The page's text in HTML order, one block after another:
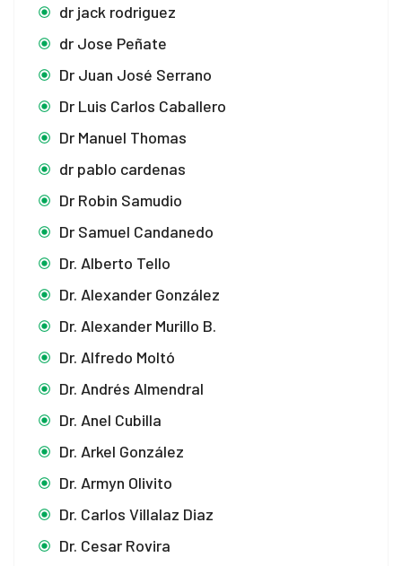
dr jack rodriguez
dr Jose Peñate
Dr Juan José Serrano
Dr Luis Carlos Caballero
Dr Manuel Thomas
dr pablo cardenas
Dr Robin Samudio
Dr Samuel Candanedo
Dr. Alberto Tello
Dr. Alexander González
Dr. Alexander Murillo B.
Dr. Alfredo Moltó
Dr. Andrés Almendral
Dr. Anel Cubilla
Dr. Arkel González
Dr. Armyn Olivito
Dr. Carlos Villalaz Diaz
Dr. Cesar Rovira